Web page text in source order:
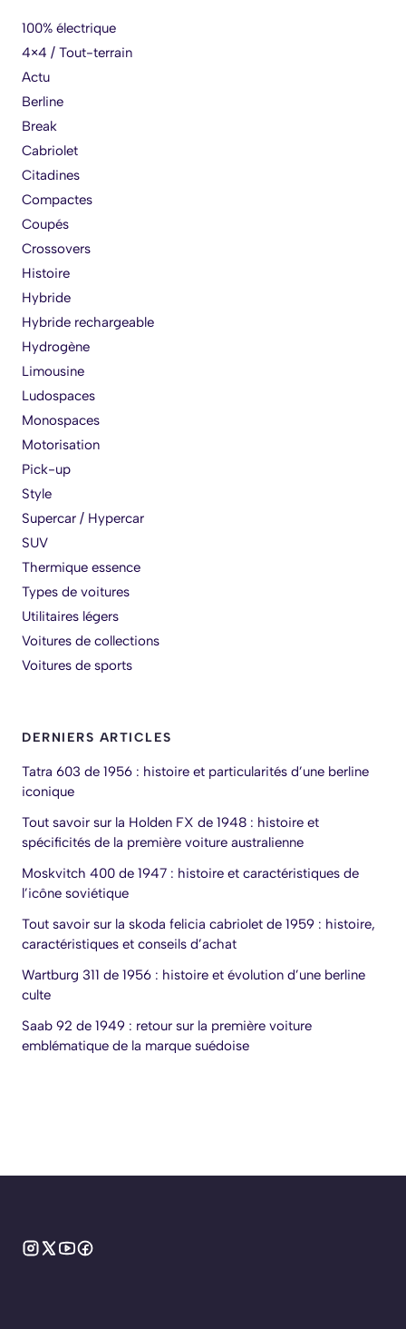
100% électrique
4×4 / Tout-terrain
Actu
Berline
Break
Cabriolet
Citadines
Compactes
Coupés
Crossovers
Histoire
Hybride
Hybride rechargeable
Hydrogène
Limousine
Ludospaces
Monospaces
Motorisation
Pick-up
Style
Supercar / Hypercar
SUV
Thermique essence
Types de voitures
Utilitaires légers
Voitures de collections
Voitures de sports
DERNIERS ARTICLES
Tatra 603 de 1956 : histoire et particularités d’une berline
iconique
Tout savoir sur la Holden FX de 1948 : histoire et
spécificités de la première voiture australienne
Moskvitch 400 de 1947 : histoire et caractéristiques de
l’icône soviétique
Tout savoir sur la skoda felicia cabriolet de 1959 : histoire,
caractéristiques et conseils d’achat
Wartburg 311 de 1956 : histoire et évolution d’une berline
culte
Saab 92 de 1949 : retour sur la première voiture
emblématique de la marque suédoise